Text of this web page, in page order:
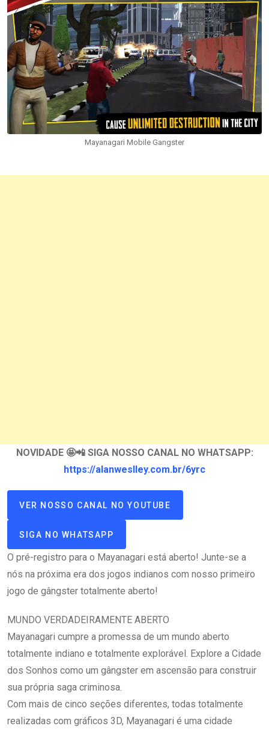
Mayanagari Mobile Gangster
NOVIDADE 🤩📲 SIGA NOSSO CANAL NO WHATSAPP:
https://alanweslley.com.br/6yrc
VER NOSSO CANAL NO YOUTUBE
SIGA NO WHATSAPP
O pré-registro para o Mayanagari está aberto! Junte-se a
nós na próxima era dos jogos indianos com nosso primeiro
jogo de gângster totalmente aberto!
MUNDO VERDADEIRAMENTE ABERTO
Mayanagari cumpre a promessa de um mundo aberto
totalmente indiano e totalmente explorável. Explore a Cidade
dos Sonhos como um gângster em ascensão para construir
sua própria saga criminosa.
Com mais de cinco seções diferentes, todas totalmente
realizadas com gráficos 3D, Mayanagari é uma cidade